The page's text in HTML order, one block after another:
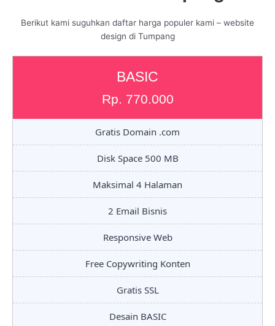
Berikut kami suguhkan daftar harga populer kami – website
design di Tumpang
BASIC
Rp. 770.000
Gratis Domain .com
Disk Space 500 MB
Maksimal 4 Halaman
2 Email Bisnis
Responsive Web
Free Copywriting Konten
Gratis SSL
Desain BASIC